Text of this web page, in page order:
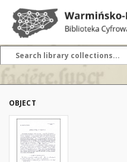
OBJECT